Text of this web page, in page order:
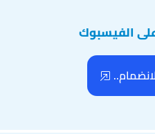
الفيسبوك